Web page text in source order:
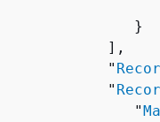
               }
            ],
            "
            "
               "